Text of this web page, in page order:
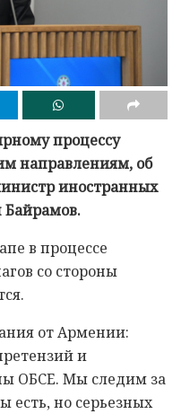
процессу
направлениям, об
иностранных
в процессе
со стороны
от Армении:
и
ОБСЕ. Мы следим за
есть, но серьезных